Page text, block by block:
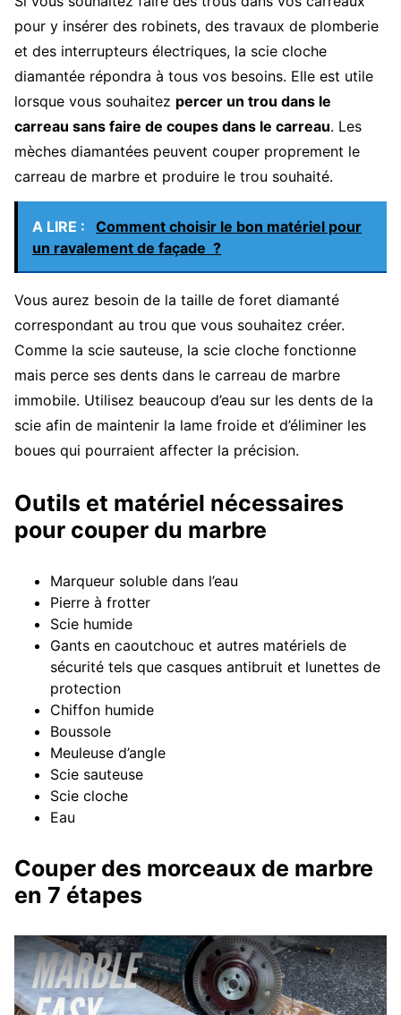
pour y insérer des robinets, des travaux de plomberie
et des interrupteurs électriques, la scie cloche
diamantée répondra à tous vos besoins. Elle est utile
lorsque vous souhaitez percer un trou dans le
carreau sans faire de coupes dans le carreau. Les
mèches diamantées peuvent couper proprement le
carreau de marbre et produire le trou souhaité.
A LIRE :
Comment choisir le bon matériel pour
un ravalement de façade ?
Vous aurez besoin de la taille de foret diamanté
correspondant au trou que vous souhaitez créer.
Comme la scie sauteuse, la scie cloche fonctionne
mais perce ses dents dans le carreau de marbre
immobile. Utilisez beaucoup d’eau sur les dents de la
scie afin de maintenir la lame froide et d’éliminer les
boues qui pourraient affecter la précision.
Outils et matériel nécessaires
pour couper du marbre
Marqueur soluble dans l’eau
Pierre à frotter
Scie humide
Gants en caoutchouc et autres matériels de
sécurité tels que casques antibruit et lunettes de
protection
Chiffon humide
Boussole
Meuleuse d’angle
Scie sauteuse
Scie cloche
Eau
Couper des morceaux de marbre
en 7 étapes